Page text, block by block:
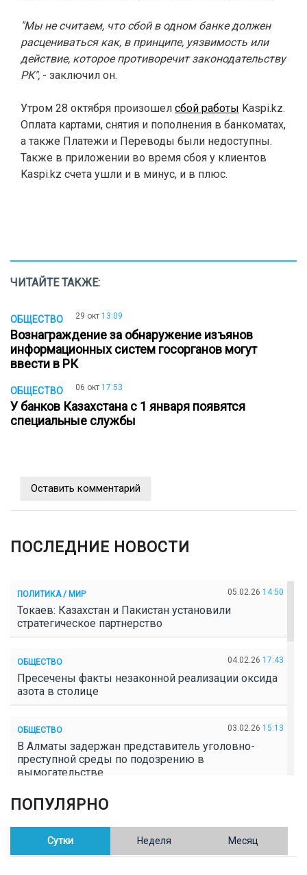
"Мы не считаем, что сбой в одном банке должен
расцениваться как, в принципе, уязвимость или
действие, которое противоречит законодательству
РК", - заключил он.
Утром 28 октября произошел сбой работы Kaspi.kz.
Оплата картами, снятия и пополнения в банкоматах,
а также Платежи и Переводы были недоступны.
Также в приложении во время сбоя у клиентов
Kaspi.kz счета ушли и в минус, и в плюс.
ЧИТАЙТЕ ТАКЖЕ:
ОБЩЕСТВО 29 окт 13:09
Вознаграждение за обнаружение изъянов
информационных систем госорганов могут
ввести в РК
ОБЩЕСТВО 06 окт 17:53
У банков Казахстана с 1 января появятся
специальные службы
Оставить комментарий
ПОСЛЕДНИЕ НОВОСТИ
ПОЛИТИКА / МИР 05.02.26 14:50
Токаев: Казахстан и Пакистан установили
стратегическое партнерство
ОБЩЕСТВО 04.02.26 17:43
Пресечены факты незаконной реализации оксида
азота в столице
ОБЩЕСТВО 03.02.26 15:13
В Алматы задержан представитель уголовно-
преступной среды по подозрению в
вымогательстве
ОБЩЕСТВО
Полицейские пресекли незаконное выращивание
конопли в Таразе
ПОПУЛЯРНО
Сутки Неделя Месяц